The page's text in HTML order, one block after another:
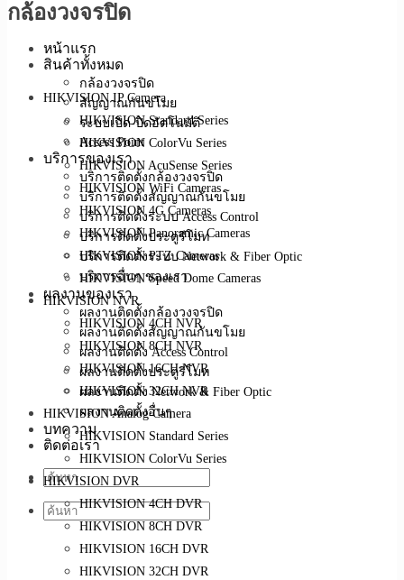
หน้าแรก
สินค้าทั้งหมด
กล้องวงจรปิด
สัญญาณกันขโมย
ระบบเปิด-ปิดอัตโนมัติ
Access Point
บริการของเรา
บริการติดตั้งกล้องวงจรปิด
บริการติดตั้งสัญญาณกันขโมย
บริการติดตั้งระบบ Access Control
บริการติดตั้งประตูรีโมท
บริการติดตั้งระบบ Network & Fiber Optic
บริการอื่นๆ ของเรา
ผลงานของเรา
ผลงานติดตั้งกล้องวงจรปิด
ผลงานติดตั้งสัญญาณกันขโมย
ผลงานติดตั้ง Access Control
ผลงานติดตั้งประตูรีโมท
ผลงานติดตั้ง Network & Fiber Optic
ผลงานติดตั้งอื่นๆ
บทความ
ติดต่อเรา
กล้องวงจรปิด
HIKVISION IP Camera
HIKVISION Standard Series
HIKVISION ColorVu Series
HIKVISION AcuSense Series
HIKVISION WiFi Cameras
HIKVISION 4G Cameras
HIKVISION Panoramic Cameras
HIKVISION PTZ Cameras
HIKVISION Speed Dome Cameras
HIKVISION NVR
HIKVISION 4CH NVR
HIKVISION 8CH NVR
HIKVISION 16CH NVR
HIKVISION 32CH NVR
HIKVISION Analog Camera
HIKVISION Standard Series
HIKVISION ColorVu Series
HIKVISION DVR
HIKVISION 4CH DVR
HIKVISION 8CH DVR
HIKVISION 16CH DVR
HIKVISION 32CH DVR